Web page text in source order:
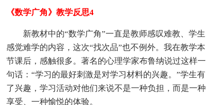
《数学广角》教学反思4
新教材中的“数学广角”一直是教师感叹难教、学生
感觉难学的内容，这次“找次品”也不例外。我在教学本
节课后，感触很多。著名的心理学家布鲁纳说过这样一
句话：“学习的最好刺激是对学习材料的兴趣。”学生有
了兴趣，学习活动对他们来说不是一种负担，而是一种
享受、一种愉悦的体验。